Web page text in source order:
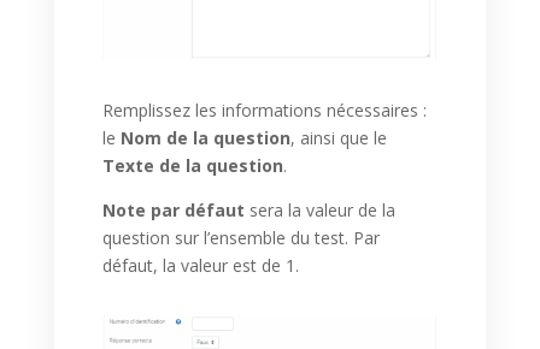
Remplissez les informations nécessaires :
le Nom de la question, ainsi que le
Texte de la question.
Note par défaut sera la valeur de la
question sur l’ensemble du test. Par
défaut, la valeur est de 1.